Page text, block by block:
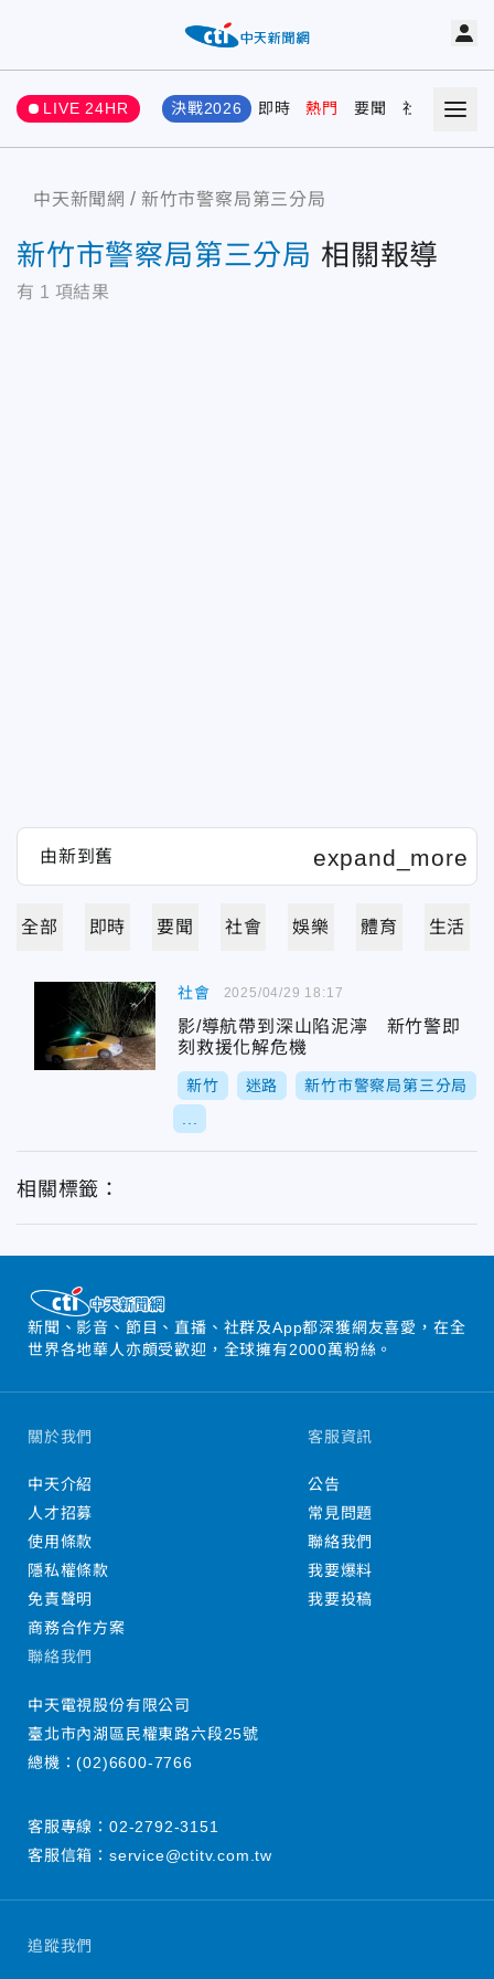
LIVE 24HR 決戰2026 即時 熱門 要聞 社會 娛樂
中天新聞網 新竹市警察局第三分局
新竹市警察局第三分局 相關報導
有 1 項結果
全部 即時 要聞 社會 娛樂 體育 生活
社會
影/導航帶到深山陷泥濘 新竹警即
刻救援化解危機
新竹 迷路 新竹市警察局第三分局
2025/04/29 18:17
相關標籤：
新聞、影音、節目、直播、社群及App都深獲網友喜愛，在全
世界各地華人亦頗受歡迎，全球擁有2000萬粉絲。
追蹤我們
關於我們
中天介紹
人才招募
使用條款
隱私權條款
免責聲明
商務合作方案
客服資訊
公告
常見問題
聯絡我們
我要爆料
我要投稿
聯絡我們
中天電視股份有限公司
臺北市內湖區民權東路六段25號
總機：(02)6600-7766
客服專線： 02-2792-3151
客服信箱： service@ctitv.com.tw